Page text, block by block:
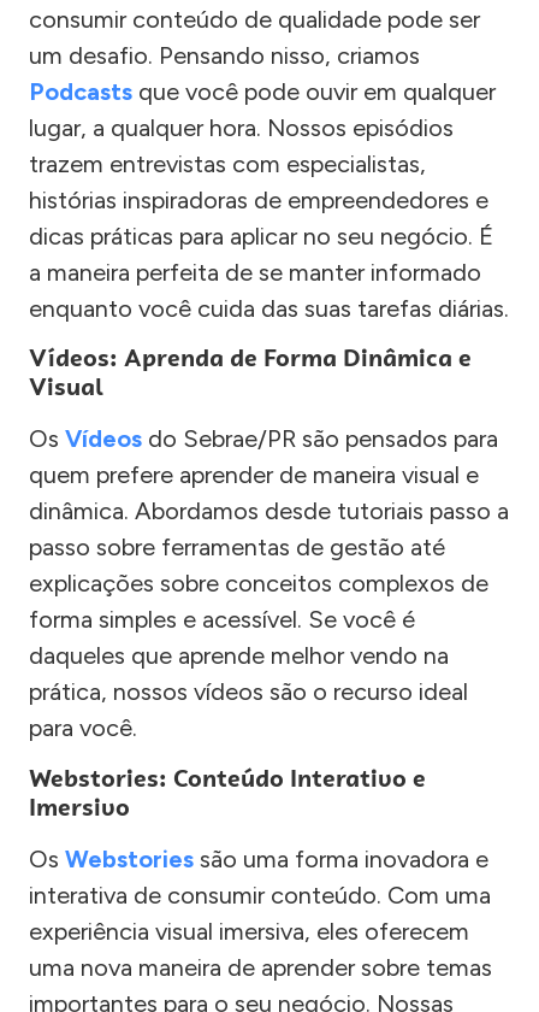
consumir conteúdo de qualidade pode ser
um desafio. Pensando nisso, criamos
Podcasts que você pode ouvir em qualquer
lugar, a qualquer hora. Nossos episódios
trazem entrevistas com especialistas,
histórias inspiradoras de empreendedores e
dicas práticas para aplicar no seu negócio. É
a maneira perfeita de se manter informado
enquanto você cuida das suas tarefas diárias.
Vídeos: Aprenda de Forma Dinâmica e
Visual
Os Vídeos do Sebrae/PR são pensados para
quem prefere aprender de maneira visual e
dinâmica. Abordamos desde tutoriais passo a
passo sobre ferramentas de gestão até
explicações sobre conceitos complexos de
forma simples e acessível. Se você é
daqueles que aprende melhor vendo na
prática, nossos vídeos são o recurso ideal
para você.
Webstories: Conteúdo Interativo e
Imersivo
Os Webstories são uma forma inovadora e
interativa de consumir conteúdo. Com uma
experiência visual imersiva, eles oferecem
uma nova maneira de aprender sobre temas
importantes para o seu negócio. Nossas